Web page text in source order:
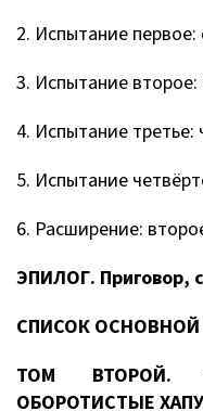
2. Испытание
3. Испытание
4. Испытание
5. Испытание
6. Расширение:
ЭПИЛОГ. Приговор,
СПИСОК
ТОМ ВТОРОЙ.
ОБОРОТИСТЫЕ